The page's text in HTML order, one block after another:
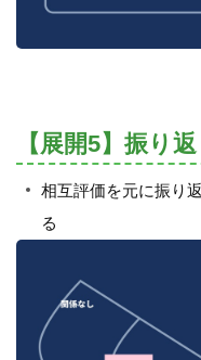
【展開5】振り返
相互評価を元に振り
る